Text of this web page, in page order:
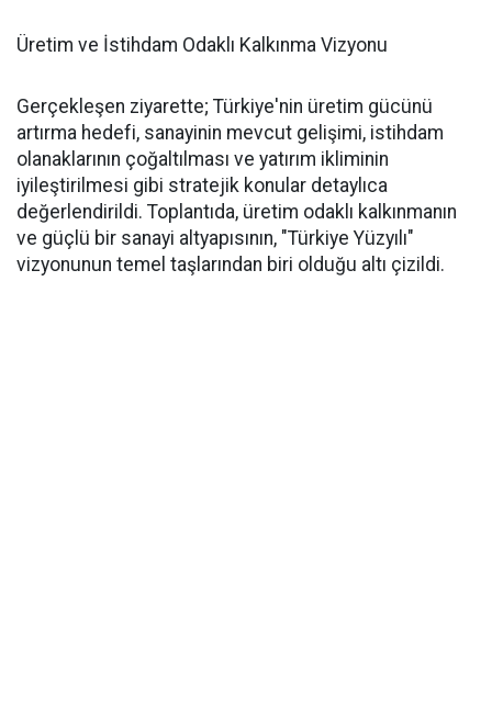
Üretim ve İstihdam Odaklı Kalkınma Vizyonu
Gerçekleşen ziyarette; Türkiye'nin üretim gücünü
artırma hedefi, sanayinin mevcut gelişimi, istihdam
olanaklarının çoğaltılması ve yatırım ikliminin
iyileştirilmesi gibi stratejik konular detaylıca
değerlendirildi. Toplantıda, üretim odaklı kalkınmanın
ve güçlü bir sanayi altyapısının, "Türkiye Yüzyılı"
vizyonunun temel taşlarından biri olduğu altı çizildi.